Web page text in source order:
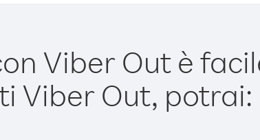
Viber Out è
Viber Out, potrai: